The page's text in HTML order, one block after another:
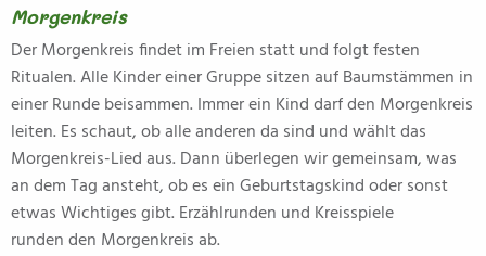
Morgenkreis
Der Morgenkreis findet im Freien statt und folgt festen
Ritualen. Alle Kinder einer Gruppe sitzen auf Baumstämmen in
einer Runde beisammen. Immer ein Kind darf den Morgenkreis
leiten. Es schaut, ob alle anderen da sind und wählt das
Morgenkreis-Lied aus. Dann überlegen wir gemeinsam, was
an dem Tag ansteht, ob es ein Geburtstagskind oder sonst
etwas Wichtiges gibt. Erzählrunden und Kreisspiele
runden den Morgenkreis ab.